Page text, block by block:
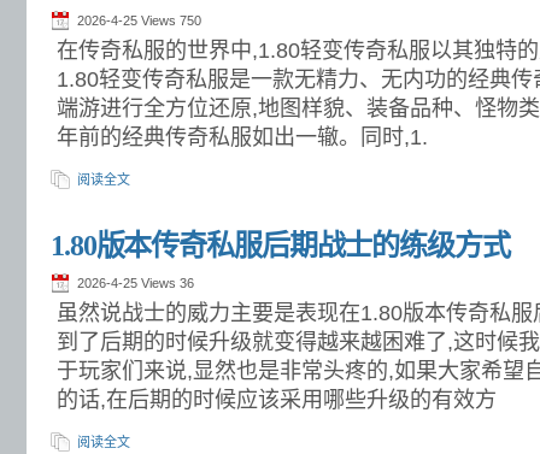
2026-4-25 Views 750
在传奇私服的世界中,1.80轻变传奇私服以其独特
1.80轻变传奇私服是一款无精力、无内功的经典
端游进行全方位还原,地图样貌、装备品种、怪物
年前的经典传奇私服如出一辙。同时,1.
阅读全文
1.80版本传奇私服后期战士的练级方式
2026-4-25 Views 36
虽然说战士的威力主要是表现在1.80版本传奇私
到了后期的时候升级就变得越来越困难了,这时候
于玩家们来说,显然也是非常头疼的,如果大家希望
的话,在后期的时候应该采用哪些升级的有效方
阅读全文